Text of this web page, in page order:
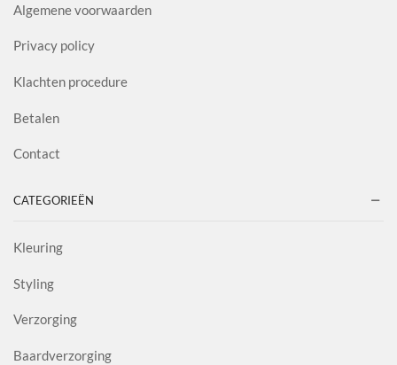
Algemene voorwaarden
Privacy policy
Klachten procedure
Betalen
Contact
CATEGORIEËN
Kleuring
Styling
Verzorging
Baardverzorging